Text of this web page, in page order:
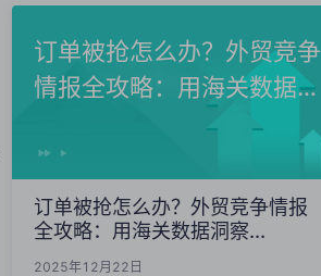
订单被抢怎么办？外贸竞争
情报全攻略：用海关数据洞
订单被抢怎么办？外贸竞争情报
全攻略：用海关数据洞察...
2025年12月22日